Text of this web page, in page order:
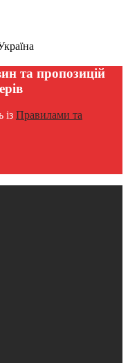
та пропозицій
із Правилами та